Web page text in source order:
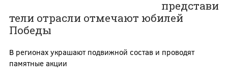
представи
тели отрасли отмечают юбилей
Победы
В регионах украшают подвижной состав и проводят
памятные акции